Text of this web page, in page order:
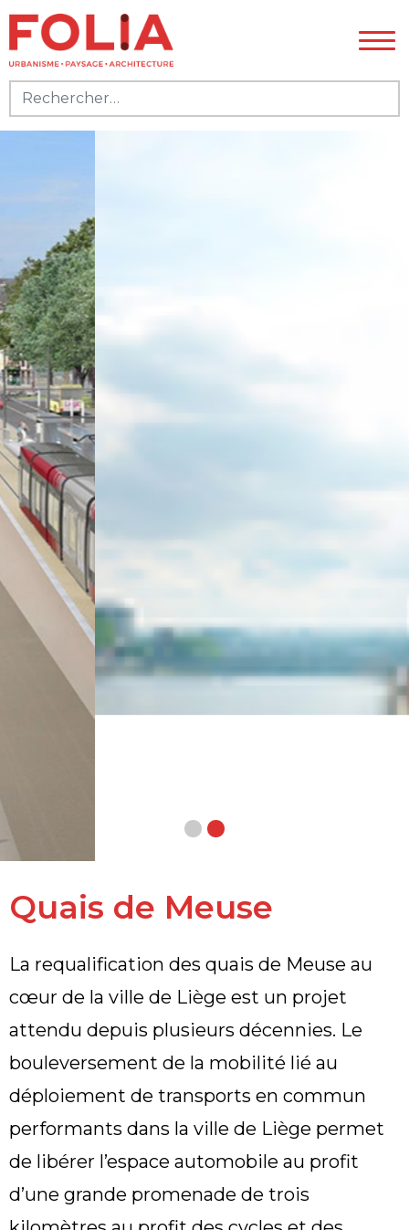
Rechercher :
Quais de Meuse
La requalification des quais de Meuse au
cœur de la ville de Liège est un projet
attendu depuis plusieurs décennies. Le
bouleversement de la mobilité lié au
déploiement de transports en commun
performants dans la ville de Liège permet
de libérer l’espace automobile au profit
d’une grande promenade de trois